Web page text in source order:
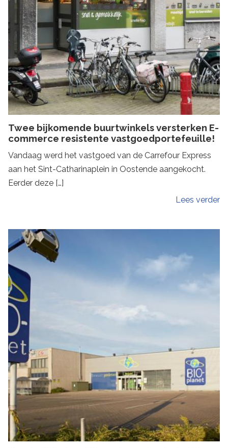
Twee bijkomende buurtwinkels versterken E-
commerce resistente vastgoedportefeuille!
Vandaag werd het vastgoed van de Carrefour Express
aan het Sint-Catharinaplein in Oostende aangekocht.
Eerder deze […]
Lees verder